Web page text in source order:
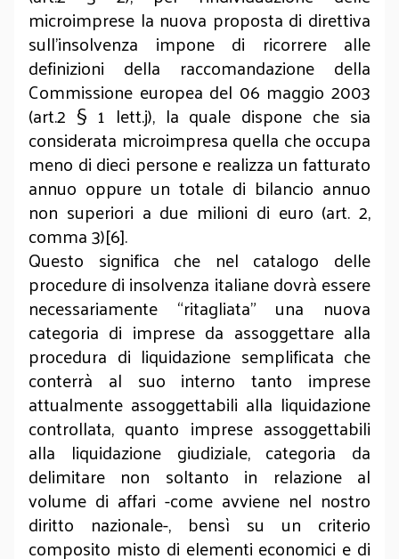
microimprese la nuova proposta di direttiva
sull’insolvenza impone di ricorrere alle
definizioni della raccomandazione della
Commissione europea del 06 maggio 2003
(art.2 § 1 lett.j), la quale dispone che sia
considerata microimpresa quella che occupa
meno di dieci persone e realizza un fatturato
annuo oppure un totale di bilancio annuo
non superiori a due milioni di euro (art. 2,
comma 3)[6].
Questo significa che nel catalogo delle
procedure di insolvenza italiane dovrà essere
necessariamente “ritagliata” una nuova
categoria di imprese da assoggettare alla
procedura di liquidazione semplificata che
conterrà al suo interno tanto imprese
attualmente assoggettabili alla liquidazione
controllata, quanto imprese assoggettabili
alla liquidazione giudiziale, categoria da
delimitare non soltanto in relazione al
volume di affari -come avviene nel nostro
diritto nazionale-, bensì su un criterio
composito misto di elementi economici e di